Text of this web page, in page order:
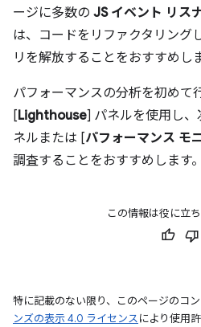
ージに多数の JS イベント リス
は、コードをリファクタリング
リを解放することをおすすめしま
パフォーマンスの分析を初めて
[Lighthouse] パネルを使用し、
ネルまたは [パフォーマンス モ
調査することをおすすめします。
この情報は役に立
特に記載のない限り、このページのコ
ンズの表示 4.0 ライセンスにより使用